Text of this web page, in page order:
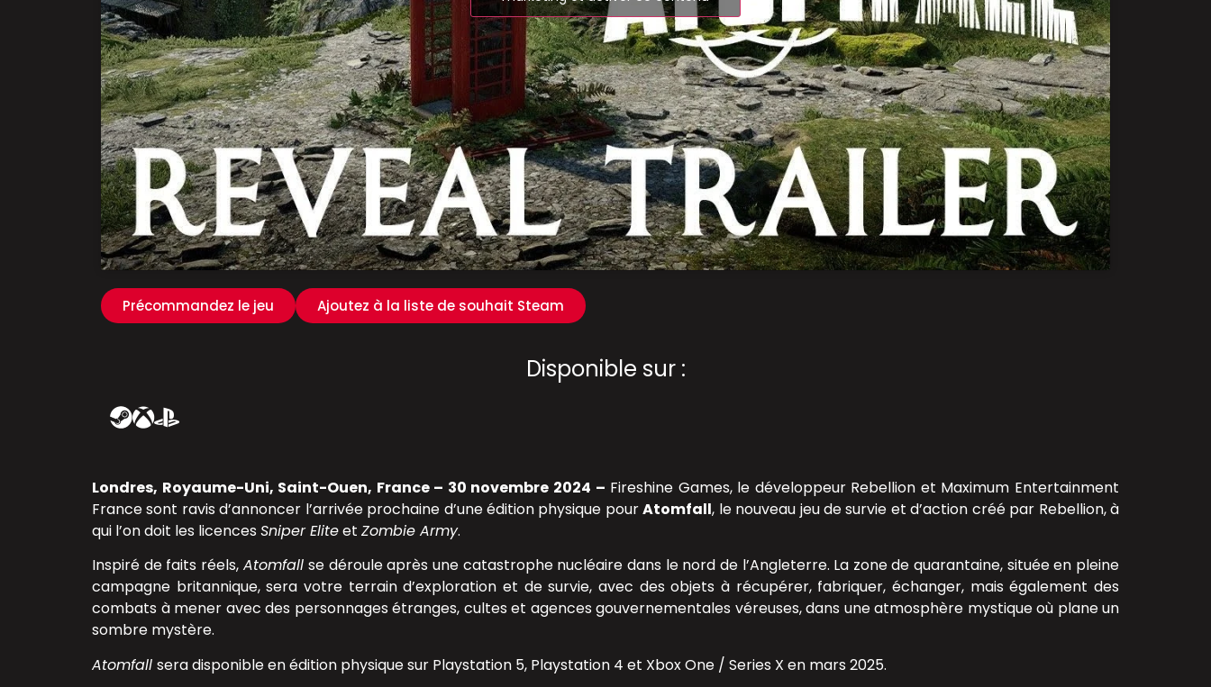
Précommandez le jeu Ajoutez à la liste de souhait Steam
Disponible sur :
Londres, Royaume-Uni, Saint-Ouen, France – 30 novembre 2024 – Fireshine Games, le développeur Rebellion et Maximum Entertainment
France sont ravis d’annoncer l’arrivée prochaine d’une édition physique pourAtomfall, le nouveau jeu de survie et d’action créé par Rebellion, à
qui l’on doit les licences Sniper Eliteet Zombie Army.
Inspiré de faits réels, Atomfallse déroule après une catastrophe nucléaire dans le nord de l’Angleterre. La zone de quarantaine, située en pleine
campagne britannique, sera votre terrain d’exploration et de survie, avec des objets à récupérer, fabriquer, échanger, mais également des
combats à mener avec des personnages étranges, cultes et agences gouvernementales véreuses, dans une atmosphère mystique où plane un
sombre mystère.
Atomfall sera disponible en édition physique sur Playstation 5, Playstation 4 et Xbox One / Series X en mars 2025.